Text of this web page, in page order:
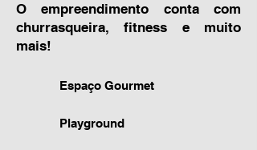
O empreendimento conta com
churrasqueira, fitness e muito
mais!
Espaço Gourmet
Playground